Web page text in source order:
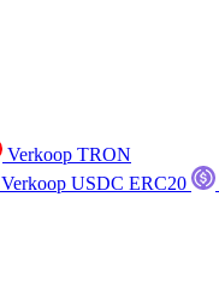
Verkoop TRON
Verkoop USDC ERC20